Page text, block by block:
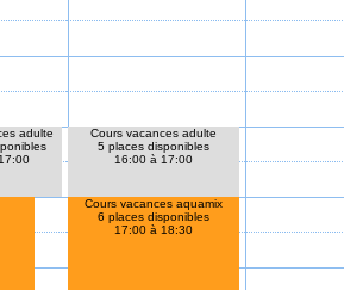
Cours vacances aquamixadulte
Cours vacances adulte
5 places disponibles
16:00 à 17:00
Cours vacances aquamix
6 places disponibles
17:00 à 18:30